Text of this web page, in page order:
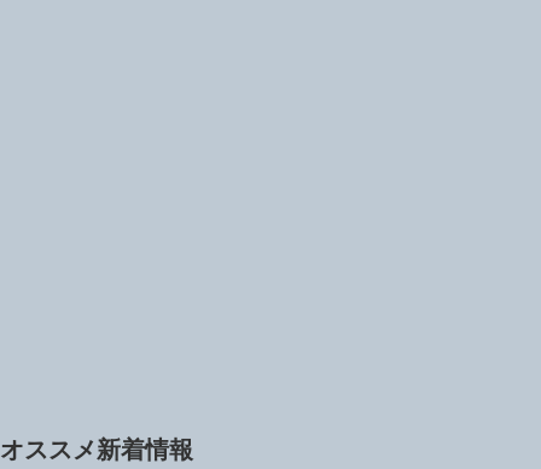
オススメ新着情報